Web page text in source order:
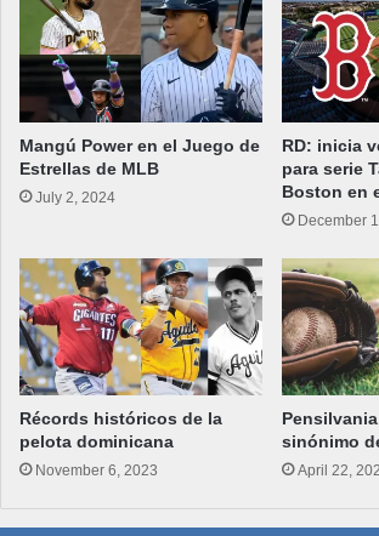
Mangú Power en el Juego de
Estrellas de MLB
July 2, 2024
RD: inicia
para serie
Boston en
December
Récords históricos de la
pelota dominicana
November 6, 2023
sinónimo
April 22,